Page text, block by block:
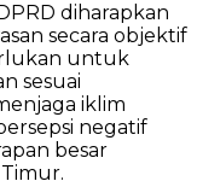
diharapkan
secara objektif
untuk
sesuai
iklim
negatif
besar